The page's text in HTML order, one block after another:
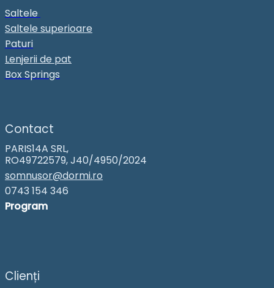
Saltele
Saltele superioare
Paturi
Lenjerii de pat
Box Springs
Contact
PARIS14A SRL,
RO49722579, J40/4950/2024
somnusor@dormi.ro
0743 154 346
Program
Clienți